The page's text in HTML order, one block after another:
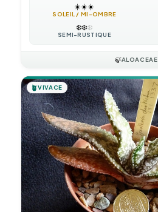
☀️☀️☀️
SOLEIL / MI-OMBRE
❄️❄️❄️
SEMI-RUSTIQUE
🍃ALOACEAE
🪴VIVACE